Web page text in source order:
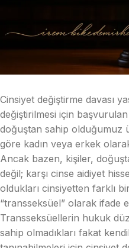
Cinsiyet değiştirme davası
değiştirilmesi için
doğuştan sahip olduğumuz
göre kadın veya erkek
Ancak bazen, kişiler,
değil; karşı cinse aidiyet
oldukları cinsiyetten farklı
“transseksüel” olarak ifade
Transseksüellerin hukuk
sahip olmadıkları fakat